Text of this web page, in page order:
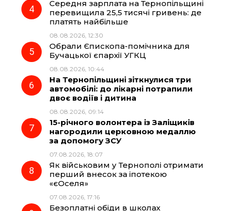
Середня зарплата на Тернопільщині
перевищила 25,5 тисячі гривень: де
платять найбільше
08.08.2026, 12:30
Обрали Єпископа-помічника для
Бучацької єпархії УГКЦ
08.08.2026, 10:44
На Тернопільщині зіткнулися три
автомобілі: до лікарні потрапили
двоє водіїв і дитина
08.08.2026, 09:14
15-річного волонтера із Заліщиків
нагородили церковною медаллю
за допомогу ЗСУ
07.08.2026, 18:07
Як військовим у Тернополі отримати
перший внесок за іпотекою
«єОселя»
07.08.2026, 17:16
Безоплатні обіди в школах